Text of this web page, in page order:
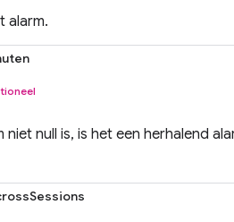
alarm.
niet null is, is het een herhalend